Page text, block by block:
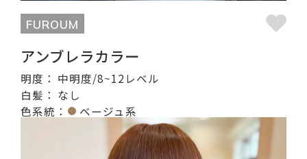
FUROUM
アンブレラカラー
明度： 中明度/8~12レベル
白髪： なし
色系統：
ベージュ系